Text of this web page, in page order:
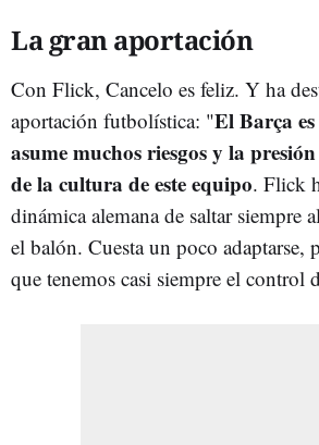
La gran aportación
Con Flick, Cancelo es feliz. Y ha
aportación futbolística: "El Barça
asume muchos riesgos y la
de la cultura de este equipo. Flick
dinámica alemana de saltar siempre
el balón. Cuesta un poco adaptarse,
que tenemos casi siempre el control